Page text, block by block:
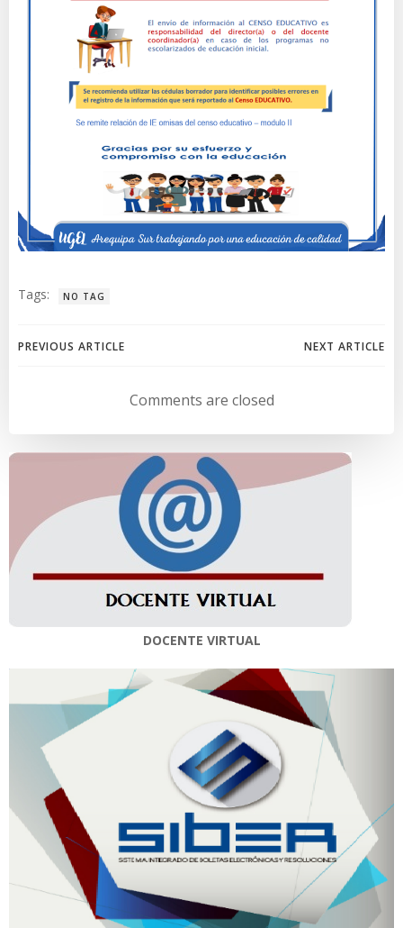
Tags: NO TAG
Navegación
entradas
PREVIOUS ARTICLE
Navegación
de
entradas
NEXT ARTICLE
Comments are closed
DOCENTE VIRTUAL